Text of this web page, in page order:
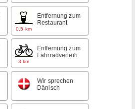
0,5 km
Entfernung zum
Restaurant
3 km
Entfernung zum
Fahrradverleih
Wir sprechen
Dänisch